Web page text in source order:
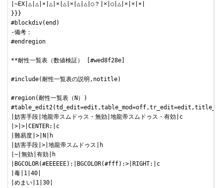
|~EX|△|△|×|△|×|△|×|△|△|○？|×|○|△|×|×|×|
}}}
#blockdiv(end)
-備考：
#endregion
**耐性一覧表（数値検証） [#wed8f28e]
#include(耐性一覧表の説明,notitle)
#region(耐性一覧表（N）)
|妨害手段|地龍帝スムドゥス・無効|地龍帝スムドゥス・有効|c
|>|>|CENTER:|c
|難易度|>|N|h
|妨害手段|>|地龍帝スムドゥス|h
|~|無効|有効|h
|BGCOLOR(#EEEEEE):|BGCOLOR(#fff):>|RIGHT:|c
|毒|1|40|
|めまい|1|30|